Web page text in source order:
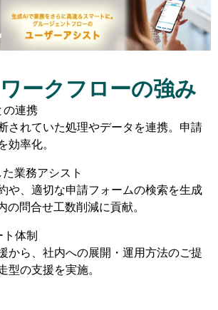
ークフローの強み
の連携
されていた処理やデータを連携。申請
率化。
業務アシスト
や、適切な申請フォームの検索を生成
問合せ工数削減に貢献。
体制
から、社内への展開・運用方法のご提
の支援を実施。